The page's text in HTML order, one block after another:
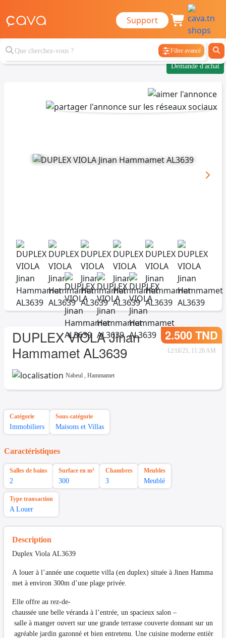
Support
Filtre avancé
Demande d'achat
DUPLEX VIOLA Jinan
Hammamet AL3639
2.500 TND
12/18/25, 11:20 AM
Nabeul , Hammamet
Catégorie
Immobiliers
Sous-catégorie
Maisons et Villas
Caractéristiques
Salles de bains
2
Surface en m²
300
Chambres
3
Meubles
Meublé
Type transaction
A Louer
Description
Duplex Viola AL3639
A louer à l’année une coquette villa (en duplex) située à Jinen Hamma
met à environ 300m d’une plage privée.
Elle offre au rez-de-
chaussée une belle véranda à l’entrée, un spacieux salon –
salle à manger ouvert sur une grande terrasse couverte donnant sur un
agréable jardin gazonné et bien entretenu. Une cuisine moderne entièr